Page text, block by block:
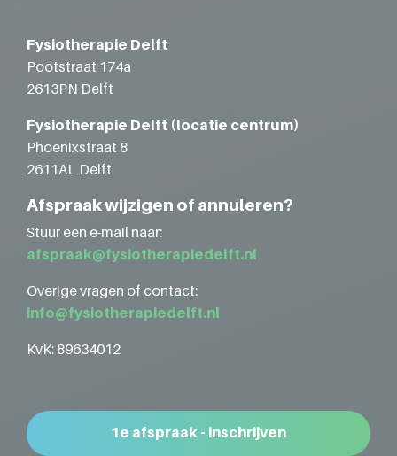
Fysiotherapie Delft
Pootstraat 174a
2613PN Delft
Fysiotherapie Delft (locatie centrum)
Phoenixstraat 8
2611AL Delft
Afspraak wijzigen of annuleren?
Stuur een e-mail naar:
afspraak@fysiotherapiedelft.nl
Overige vragen of contact:
info@fysiotherapiedelft.nl
KvK: 89634012
1e afspraak - inschrijven